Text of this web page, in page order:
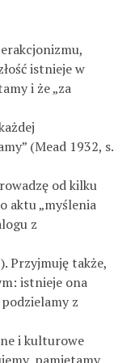
istnieje w
i że „za
(Mead 1932, s.
od kilku
aktu „myślenia
z
Przyjmuję także,
istnieje ona
z
i kulturowe